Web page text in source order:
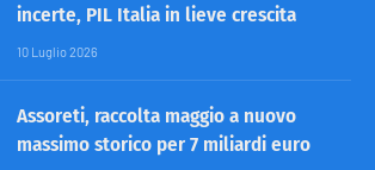
incerte, PIL Italia in lieve crescita
10 Luglio 2026
Assoreti, raccolta maggio a nuovo
massimo storico per 7 miliardi euro